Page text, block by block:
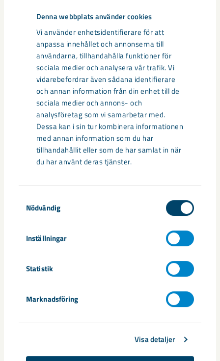
Denna webbplats använder cookies
Vi använder enhetsidentifierare för att
anpassa innehållet och annonserna till
användarna, tillhandahålla funktioner för
sociala medier och analysera vår trafik. Vi
vidarebefordrar även sådana identifierare
och annan information från din enhet till de
sociala medier och annons- och
analysföretag som vi samarbetar med.
Dessa kan i sin tur kombinera informationen
med annan information som du har
tillhandahållit eller som de har samlat in när
du har använt deras tjänster.
Nödvändig
Inställningar
Statistik
Marknadsföring
Visa detaljer
egna behovet är initialt, säger Pär.
Den tekniska förändringen medför ändringar i
miljökonsekvensbeskrivningen som ingår i
miljötillståndsansökan. Därför kommer LKAB i maj att hålla
ett kompletterande samråd och uppdatera ansökan, som
kommer lämnas in innan utgången av 2024.
Taggar
Boliden cirkulär ekonomi cirkulär industripark
fosfor
specialprodukter
Relaterat innehåll